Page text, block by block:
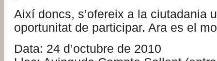
Així doncs, s’ofereix a la ciutadania
oportunitat de participar. Ara es el
Data: 24 d’octubre de 2010